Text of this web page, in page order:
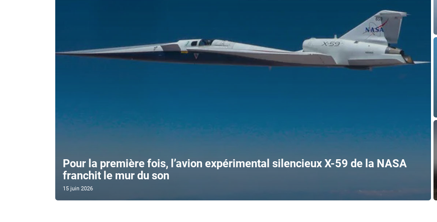
Pour la première fois, l’avion expérimental silencieux X-59 de la NASA
franchit le mur du son
15 juin 2026